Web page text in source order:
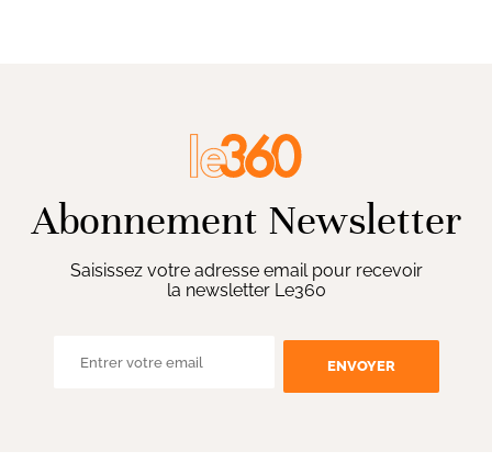
Abonnement Newsletter
Saisissez votre adresse email pour recevoir
la newsletter Le360
ENVOYER